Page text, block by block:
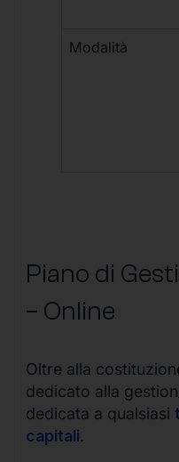
Modalità
Piano di
– Online
Oltre alla
dedicato alla
dedicata a qualsiasi
capitali.